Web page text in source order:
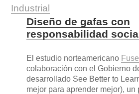
Industrial
Diseño de gafas con
responsabilidad
El estudio norteamericano
colaboración con el Gobierno
desarrollado See Better to
mejor para aprender mejor), un